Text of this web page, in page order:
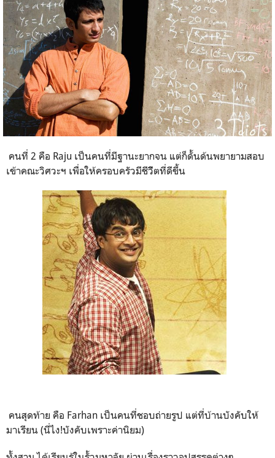
คนที่ 2 คือ Raju เป็นคนที่มีฐานะยากจน แต่ก็ดั้นด้นพยายามสอบ
เข้าคณะวิศวะฯ เพื่อให้ครอบครัวมีชีวิีตที่ดีขึ้น
คนสุดท้าย คือ Farhan เป็นคนที่ชอบถ่ายรูป แต่ที่บ้านบังคับให้
มาเรียน (นี่ไง!บังคับเพราะค่านิยม)